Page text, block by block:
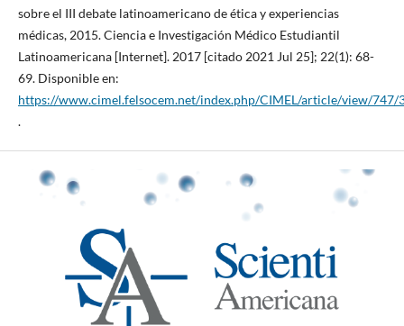
sobre el III debate latinoamericano de ética y experiencias
médicas, 2015. Ciencia e Investigación Médico Estudiantil
Latinoamericana [Internet]. 2017 [citado 2021 Jul 25]; 22(1): 68-
69. Disponible en:
https://www.cimel.felsocem.net/index.php/CIMEL/article/view/747/
.